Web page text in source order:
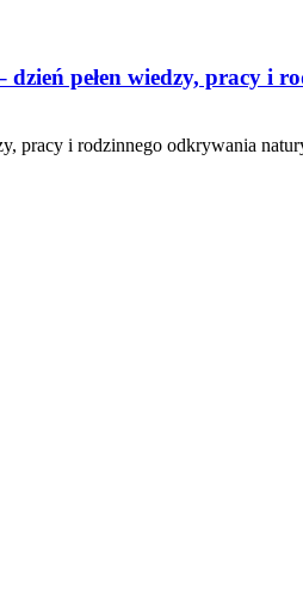
pełen wiedzy, pracy i
pracy i rodzinnego odkrywania